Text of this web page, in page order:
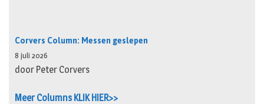
Corvers Column: Messen geslepen
8 juli 2026
door Peter Corvers
Meer Columns KLIK HIER>>